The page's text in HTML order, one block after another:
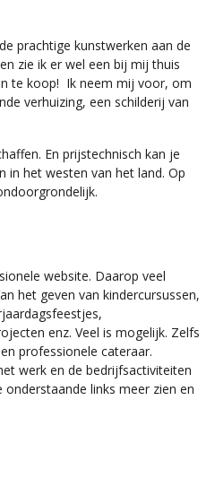
prachtige kunstwerken aan de
zie ik er wel een bij mij thuis
te koop! Ik neem mij voor, om
verhuizing, een schilderij van
En prijstechnisch kan je
in het westen van het land. Op
website. Daarop veel
het geven van kindercursussen,
enz. Veel is mogelijk. Zelfs
professionele cateraar.
werk en de bedrijfsactiviteiten
links meer zien en